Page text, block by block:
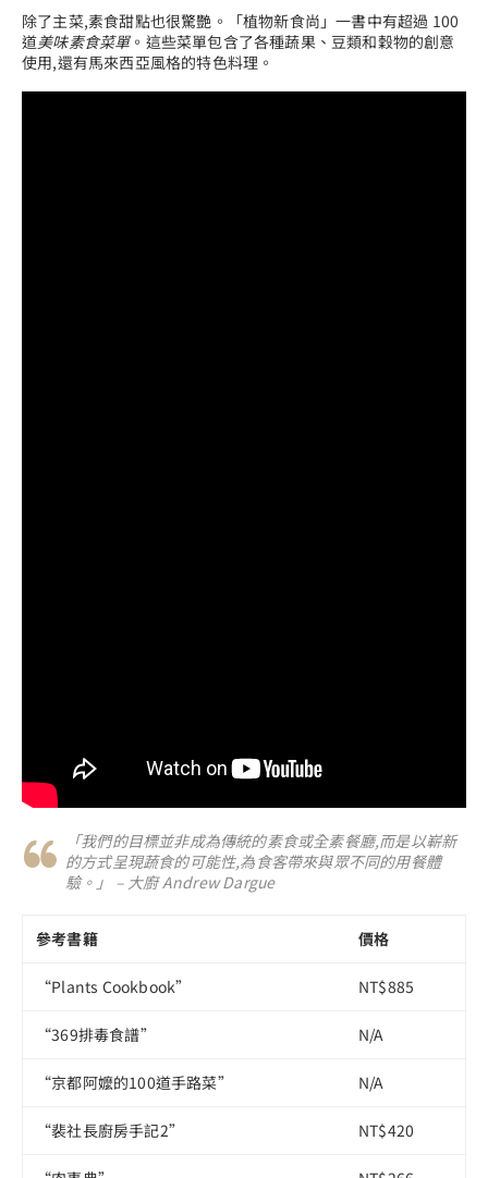
除了主菜,素食甜點也很驚艷。「植物新食尚」一書中有超過 100
道美味素食菜單。這些菜單包含了各種蔬果、豆類和穀物的創意
使用,還有馬來西亞風格的特色料理。
「我們的目標並非成為傳統的素食或全素餐廳,而是以嶄新
的方式呈現蔬食的可能性,為食客帶來與眾不同的用餐體
驗。」 – 大廚 Andrew Dargue
參考書籍 價格
“Plants Cookbook” NT$885
“369排毒食譜” N/A
“京都阿嬤的100道手路菜” N/A
“裴社長廚房手記2” NT$420